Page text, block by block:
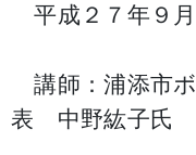
平成２７年９
講師：浦添市
表 中野紘子氏